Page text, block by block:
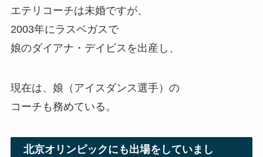
エテリコーチは未婚ですが、
2003年にラスベガスで
娘のダイアナ・デイビスを出産し、
現在は、娘（アイスダンス選手）の
コーチも務めている。
北京オリンピックにも出場をしていまし